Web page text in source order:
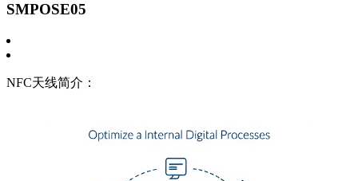
SMPOSE05
NFC天线简介：